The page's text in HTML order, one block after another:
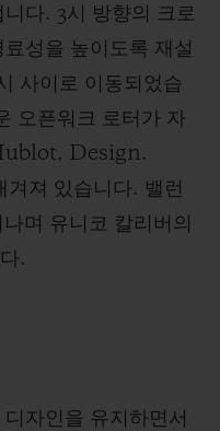
다. 3시 방향의 크로
성을 높이도록 재설
사이로 이동되었습
오픈워크 로터가 자
Design.
져 있습니다. 밸런
며 유니코 칼리버의
.
자인을 유지하면서